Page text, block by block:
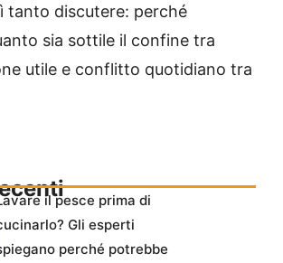
tanto discutere: perché
sia sottile il confine tra
utile e conflitto quotidiano tra
il pesce prima di
Gli esperti
perché potrebbe